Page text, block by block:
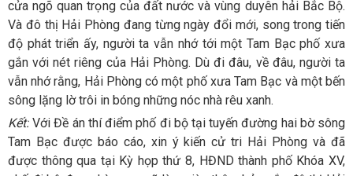
cửa ngõ quan trọng của đất nước và vùng duyên hải Bắc Bộ.
Và đô thị Hải Phòng đang từng ngày đổi mới, song trong tiến
độ phát triển ấy, người ta vẫn nhớ tới một Tam Bạc phố xưa
gắn với nét riêng của Hải Phòng. Dù đi đâu, về đâu, người ta
vẫn nhớ rằng, Hải Phòng có một phố xưa Tam Bạc và một bến
sông lặng lờ trôi in bóng những nóc nhà rêu xanh.
Kết: Với Đề án thí điểm phố đi bộ tại tuyến đường hai bờ sông
Tam Bạc được báo cáo, xin ý kiến cử tri Hải Phòng và đã
được thông qua tại Kỳ họp thứ 8, HĐND thành phố Khóa XV,